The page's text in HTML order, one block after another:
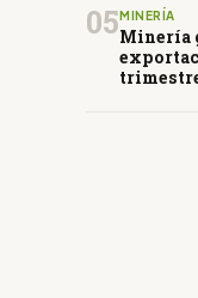
05 MINERÍA
Minería